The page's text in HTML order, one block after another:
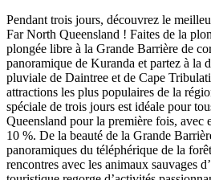
Pendant trois jours, découvrez le
Far North Queensland ! Faites de la
plongée libre à la Grande Barrière de
panoramique de Kuranda et partez à la
pluviale de Daintree et de Cape
attractions les plus populaires de la
spéciale de trois jours est idéale pour
Queensland pour la première fois, avec
10 %. De la beauté de la Grande
panoramiques du téléphérique de la
rencontres avec les animaux sauvages